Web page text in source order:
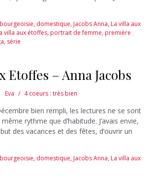
bourgeoisie, domestique,Jacobs Anna,La villa aux
villa aux étoffes,portrait de femme,première
, série
Etoffes – Anna Jacobs
Eva 4 coeurs : très bien
bien rempli, les lectures ne se sont
rythme que d’habitude. J’avais envie,
des vacances et des fêtes, d’ouvrir un
bourgeoisie, domestique,Jacobs Anna,La villa aux